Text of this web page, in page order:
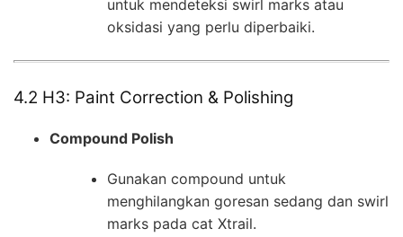
untuk mendeteksi swirl marks atau
oksidasi yang perlu diperbaiki.
4.2 H3: Paint Correction & Polishing
Compound Polish
Gunakan compound untuk
menghilangkan goresan sedang dan swirl
marks pada cat Xtrail.